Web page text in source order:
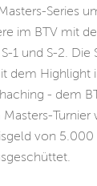
Series
im BTV mit
1 und S-2. Die
dem Highlight
- dem
Masters-Turnier
von 5.000